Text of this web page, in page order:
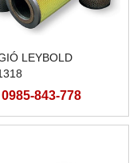
LEYBOLD
843-778